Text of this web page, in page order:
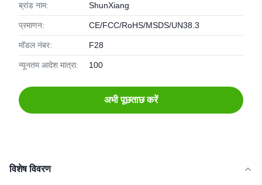
ब्रांड नाम: ShunXiang
प्रमाणन: CE/FCC/RoHS/MSDS/UN38.3
मॉडल नंबर: F28
न्यूनतम आदेश मात्रा: 100
अभी पूछताछ करें
विशेष विवरण